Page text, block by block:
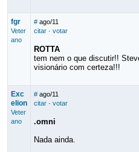
fgr
Veter
ano
# ago/11
citar· votar
ROTTA
tem nem o que discutir!!
visionário com certeza!!!
Exc
elion
Veter
ano
# ago/11
citar· votar
.omni
Nada ainda.